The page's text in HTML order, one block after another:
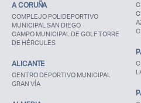
A CORUÑA
COMPLEJO POLIDEPORTIVO
MUNICIPAL SAN DIEGO
CAMPO MUNICIPAL DE GOLF TORRE
DE HÉRCULES
ALICANTE
CENTRO DEPORTIVO MUNICIPAL
GRAN VÍA